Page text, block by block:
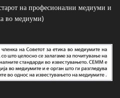
на професионални медиуми и
во медиуми)